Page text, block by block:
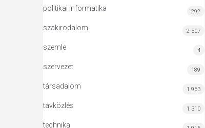
politikai informatika 292
szakirodalom 2 507
szemle 4
szervezet 189
társadalom 1 963
távközlés 1 310
technika